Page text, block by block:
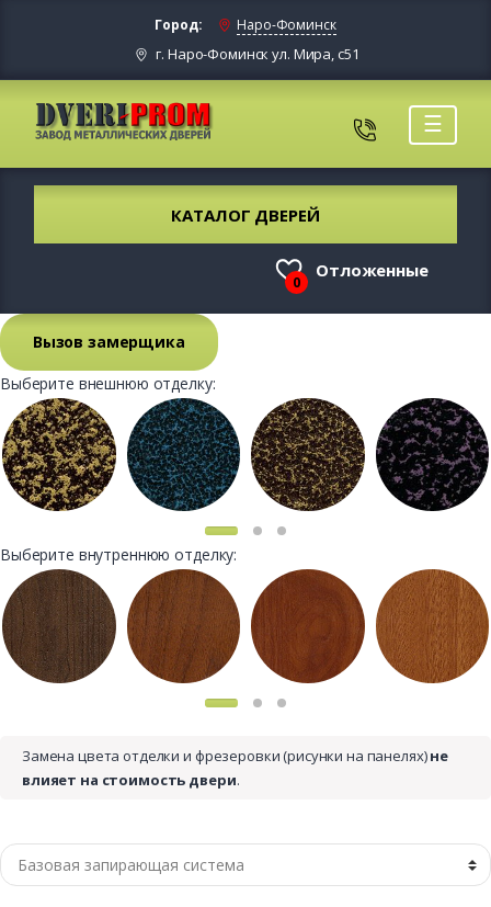
Город: Наро-Фоминск
г. Наро-Фоминск ул. Мира, с51
☰
КАТАЛОГ ДВЕРЕЙ
0
Отложенные
Вызов замерщика
Выберите внешнюю отделку:
Выберите внутреннюю отделку:
Замена цвета отделки и фрезеровки (рисунки на панелях)не
влияет на стоимость двери.